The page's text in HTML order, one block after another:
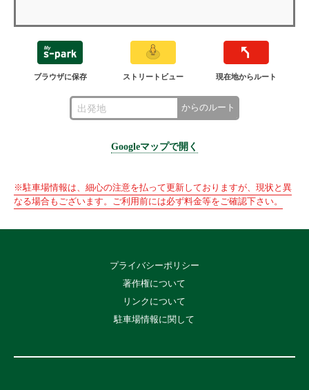
ブラウザに保存 ストリートビュー 現在地からルート
からのルート
Googleマップで開く
※駐車場情報は、細心の注意を払って更新しておりますが、現状と異
なる場合もございます。ご利用前には必ず料金等をご確認下さい。
プライバシーポリシー
著作権について
リンクについて
駐車場情報に関して